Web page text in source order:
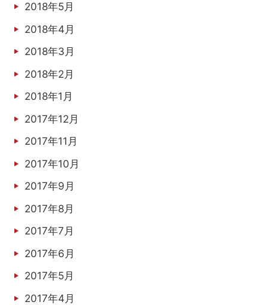
2018年5月
2018年4月
2018年3月
2018年2月
2018年1月
2017年12月
2017年11月
2017年10月
2017年9月
2017年8月
2017年7月
2017年6月
2017年5月
2017年4月